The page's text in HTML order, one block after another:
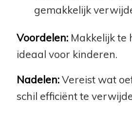
gemakkelijk
Voordelen:Makkelijk te
ideaal voor kinderen.
Nadelen:Vereist wat
schil efficiënt te